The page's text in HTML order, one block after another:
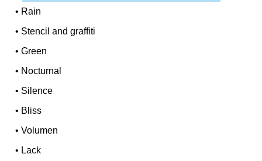
• Rain
• Stencil and graffiti
•Green
• Nocturnal
• Silence
• Bliss
•Volumen
• Lack